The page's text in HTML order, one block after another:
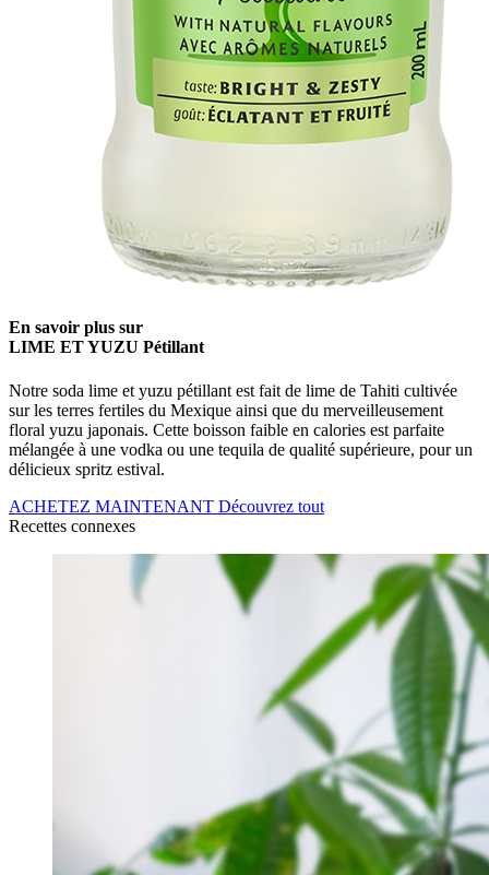
En savoir plus sur
LIME ET YUZU Pétillant
Notre soda lime et yuzu pétillant est fait de lime de Tahiti cultivée
sur les terres fertiles du Mexique ainsi que du merveilleusement
floral yuzu japonais. Cette boisson faible en calories est parfaite
mélangée à une vodka ou une tequila de qualité supérieure, pour un
délicieux spritz estival.
ACHETEZ MAINTENANT Découvrez tout
Recettes connexes